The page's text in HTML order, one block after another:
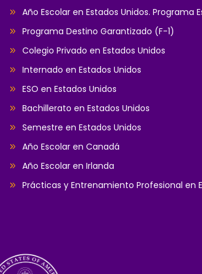
Año Escolar en Estados Unidos. Programa
Programa Destino Garantizado (F-1)
Colegio Privado en Estados Unidos
Internado en Estados Unidos
ESO en Estados Unidos
Bachillerato en Estados Unidos
Semestre en Estados Unidos
Año Escolar en Canadá
Año Escolar en Irlanda
Prácticas y Entrenamiento Profesional en